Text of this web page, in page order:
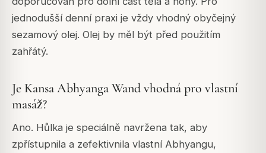
jednodušší denní praxi je vždy vhodný obyčejný
sezamový olej. Olej by měl být před použitím
zahřátý.
Je Kansa Abhyanga Wand vhodná pro vlastní
masáž?
Ano. Hůlka je speciálně navržena tak, aby
zpřístupnila a zefektivnila vlastní Abhyangu,